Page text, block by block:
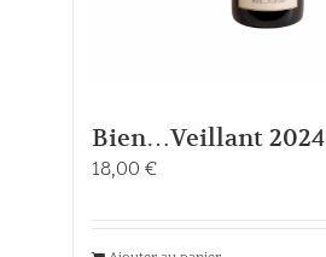
Bien…Veillant 2024
18,00 €